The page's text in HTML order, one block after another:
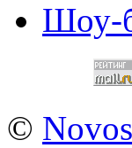
Шоу-
©